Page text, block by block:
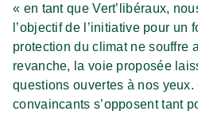
« en tant que Vert’libéraux,
l’objectif de l’initiative pour un
protection du climat ne souffre
revanche, la voie proposée
questions ouvertes à nos
convaincants s’opposent tant